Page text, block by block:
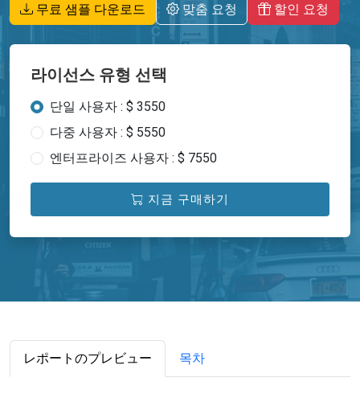
무료 샘플 다운로드 맞춤 요청 할인 요청
라이선스 유형 선택
단일 사용자 : $ 3550
다중 사용자 : $ 5550
엔터프라이즈 사용자 : $ 7550
지금 구매하기
レポートのプレビュー 목차